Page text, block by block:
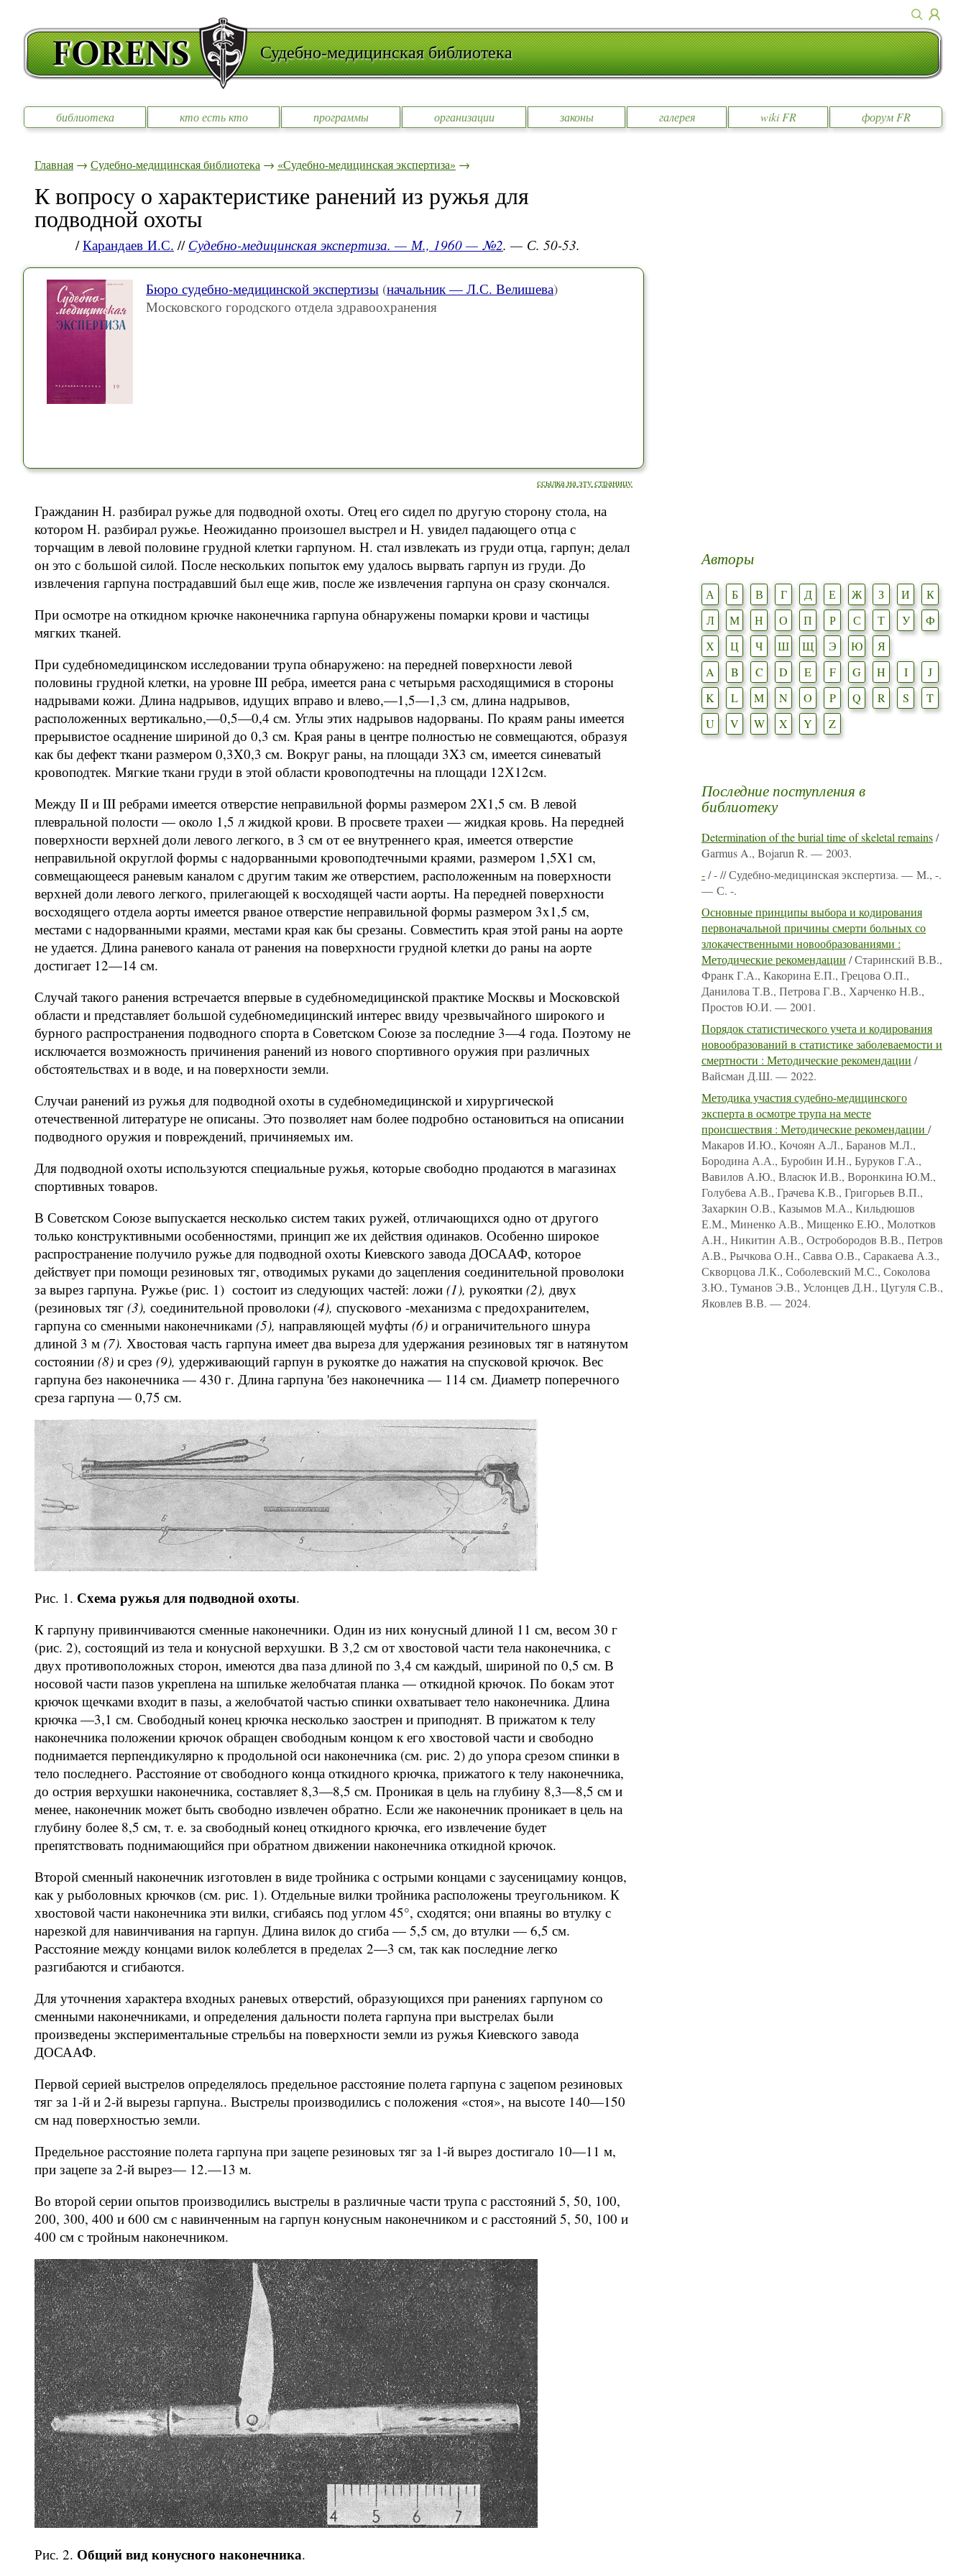
Судебно-медицинская библиотека
библиотека кто есть кто программы организации законы галерея wiki FR форум FR
Главная → Судебно-медицинская библиотека → «Судебно-медицинская экспертиза» →
К вопросу о характеристике ранений из ружья для
подводной охоты
/Карандаев И.С. // Судебно-медицинская экспертиза. — М., 1960 — №2. — С. 50-53.
Бюро судебно-медицинской экспертизы (начальник — Л.С. Велишева)
Московского городского отдела здравоохранения
ссылка на эту страницу
Гражданин Н. разбирал ружье для подводной охоты. Отец его сидел по другую сторону стола, на
котором Н. разбирал ружье. Неожиданно произошел выстрел и Н. увидел падающего отца с
торчащим в левой половине грудной клетки гарпуном. Н. стал извлекать из груди отца, гарпун; делал
он это с большой силой. После нескольких попыток ему удалось вырвать гарпун из груди. До
извлечения гарпуна пострадавший был еще жив, после же извлечения гарпуна он сразу скончался.
При осмотре на откидном крючке наконечника гарпуна обнаружены помарки крови и частицы
мягких тканей.
При судебномедицинском исследовании трупа обнаружено: на передней поверхности левой
половины грудной клетки, на уровне III ребра, имеется рана с четырьмя расходящимися в стороны
надрывами кожи. Длина надрывов, идущих вправо и влево,—1,5—1,3 см, длина надрывов,
расположенных вертикально,—0,5—0,4 см. Углы этих надрывов надорваны. По краям раны имеется
прерывистое осаднение шириной до 0,3 см. Края раны в центре полностью не совмещаются, образуя
как бы дефект ткани размером 0,3X0,3 см. Вокруг раны, на площади 3X3 см, имеется синеватый
кровоподтек. Мягкие ткани груди в этой области кровоподтечны на площади 12Х12см.
Между II и III ребрами имеется отверстие неправильной формы размером 2X1,5 см. В левой
плевральной полости — около 1,5 л жидкой крови. В просвете трахеи — жидкая кровь. На передней
поверхности верхней доли левого легкого, в 3 см от ее внутреннего края, имеется отверстие
неправильной округлой формы с надорванными кровоподтечными краями, размером 1,5X1 см,
совмещающееся раневым каналом с другим таким же отверстием, расположенным на поверхности
верхней доли левого легкого, прилегающей к восходящей части аорты. На передней поверхности
восходящего отдела аорты имеется рваное отверстие неправильной формы размером 3x1,5 см,
местами с надорванными краями, местами края как бы срезаны. Совместить края этой раны на аорте
не удается. Длина раневого канала от ранения на поверхности грудной клетки до раны на аорте
достигает 12—14 см.
Случай такого ранения встречается впервые в судебномедицинской практике Москвы и Московской
области и представляет большой судебномедицинский интерес ввиду чрезвычайного широкого и
бурного распространения подводного спорта в Советском Союзе за последние 3—4 года. Поэтому не
исключается возможность причинения ранений из нового спортивного оружия при различных
обстоятельствах и в воде, и на поверхности земли.
Случаи ранений из ружья для подводной охоты в судебномедицинской и хирургической
отечественной литературе не описаны. Это позволяет нам более подробно остановиться на описании
подводного оружия и повреждений, причиняемых им.
Для подводной охоты используются специальные ружья, которые свободно продаются в магазинах
спортивных товаров.
В Советском Союзе выпускается несколько систем таких ружей, отличающихся одно от другого
только конструктивными особенностями, принцип же их действия одинаков. Особенно широкое
распространение получило ружье для подводной охоты Киевского завода ДОСААФ, которое
действует при помощи резиновых тяг, отводимых руками до зацепления соединительной проволоки
за вырез гарпуна. Ружье (рис. 1) состоит из следующих частей: ложи (1), рукоятки (2), двух
(резиновых тяг (3), соединительной проволоки (4), спускового -механизма с предохранителем,
гарпуна со сменными наконечниками (5), направляющей муфты (6) и ограничительного шнура
длиной 3 м (7). Хвостовая часть гарпуна имеет два выреза для удержания резиновых тяг в натянутом
состоянии (8) и срез (9), удерживающий гарпун в рукоятке до нажатия на спусковой крючок. Вес
гарпуна без наконечника — 430 г. Длина гарпуна 'без наконечника — 114 см. Диаметр поперечного
среза гарпуна — 0,75 см.
Рис. 1. Схема ружья для подводной охоты.
К гарпуну привинчиваются сменные наконечники. Один из них конусный длиной 11 см, весом 30 г
(рис. 2), состоящий из тела и конусной верхушки. В 3,2 см от хвостовой части тела наконечника, с
двух противоположных сторон, имеются два паза длиной по 3,4 см каждый, шириной по 0,5 см. В
носовой части пазов укреплена на шпильке желобчатая планка — откидной крючок. По бокам этот
крючок щечками входит в пазы, а желобчатой частью спинки охватывает тело наконечника. Длина
крючка —3,1 см. Свободный конец крючка несколько заострен и приподнят. В прижатом к телу
наконечника положении крючок обращен свободным концом к его хвостовой части и свободно
поднимается перпендикулярно к продольной оси наконечника (см. рис. 2) до упора срезом спинки в
тело последнего. Расстояние от свободного конца откидного крючка, прижатого к телу наконечника,
до острия верхушки наконечника, составляет 8,3—8,5 см. Проникая в цель на глубину 8,3—8,5 см и
менее, наконечник может быть свободно извлечен обратно. Если же наконечник проникает в цель на
глубину более 8,5 см, т. е. за свободный конец откидного крючка, его извлечение будет
препятствовать поднимающийся при обратном движении наконечника откидной крючок.
Второй сменный наконечник изготовлен в виде тройника с острыми концами с заусеницамиу концов,
как у рыболовных крючков (см. рис. 1). Отдельные вилки тройника расположены треугольником. К
хвостовой части наконечника эти вилки, сгибаясь под углом 45°, сходятся; они впаяны во втулку с
нарезкой для навинчивания на гарпун. Длина вилок до сгиба — 5,5 см, до втулки — 6,5 см.
Расстояние между концами вилок колеблется в пределах 2—3 см, так как последние легко
разгибаются и сгибаются.
Для уточнения характера входных раневых отверстий, образующихся при ранениях гарпуном со
сменными наконечниками, и определения дальности полета гарпуна при выстрелах были
произведены экспериментальные стрельбы на поверхности земли из ружья Киевского завода
ДОСААФ.
Первой серией выстрелов определялось предельное расстояние полета гарпуна с зацепом резиновых
тяг за 1-й и 2-й вырезы гарпуна.. Выстрелы производились с положения «стоя», на высоте 140—150
см над поверхностью земли.
Предельное расстояние полета гарпуна при зацепе резиновых тяг за 1-й вырез достигало 10—11 м,
при зацепе за 2-й вырез— 12.—13 м.
Во второй серии опытов производились выстрелы в различные части трупа с расстояний 5, 50, 100,
200, 300, 400 и 600 см с навинченным на гарпун конусным наконечником и с расстояний 5, 50, 100 и
400 см с тройным наконечником.
Рис. 2. Общий вид конусного наконечника.
Авторы
А Б В Г Д Е Ж З И
К
Л
М Н О П Р С Т У
Ф
Х
Ц Ч Ш Щ Э Ю
Я
A
B C D E F G H I
J
K
L M N O P Q R S
T
U
V W X Y Z
Последние поступления в
библиотеку
Determination of the burial time of skeletal remains/
Garmus A., Bojarun R. — 2003.
-/ - // Судебно-медицинская экспертиза. — М., -.
— С. -.
Основные принципы выбора и кодирования
первоначальной причины смерти больных со
злокачественными новообразованиями :
Методические рекомендации / Старинский В.В.,
Франк Г.А., Какорина Е.П., Грецова О.П.,
Данилова Т.В., Петрова Г.В., Харченко Н.В.,
Простов Ю.И. — 2001.
Порядок статистического учета и кодирования
новообразований в статистике заболеваемости и
смертности : Методические рекомендации /
Вайсман Д.Ш. — 2022.
Методика участия судебно-медицинского
эксперта в осмотре трупа на месте
происшествия : Методические рекомендации /
Макаров И.Ю., Кочоян А.Л., Баранов М.Л.,
Бородина А.А., Буробин И.Н., Буруков Г.А.,
Вавилов А.Ю., Власюк И.В., Воронкина Ю.М.,
Голубева А.В., Грачева К.В., Григорьев В.П.,
Захаркин О.В., Казымов М.А., Кильдюшов
Е.М., Миненко А.В., Мищенко Е.Ю., Молотков
А.Н., Никитин А.В., Остробородов В.В., Петров
А.В., Рычкова О.Н., Савва О.В., Саракаева А.З.,
Скворцова Л.К., Соболевский М.С., Соколова
З.Ю., Туманов Э.В., Услонцев Д.Н., Цугуля С.В.,
Яковлев В.В. — 2024.